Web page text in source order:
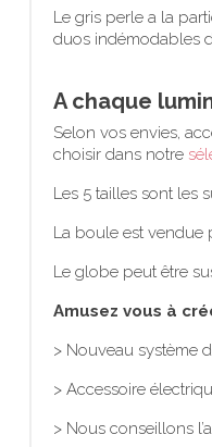
Le gris perle a la
duos indémodables
A chaque
Selon vos envies,
choisir dans notre
Les 5 tailles sont les
La boule est vendue
Le globe peut être
Amusez vous à
> Nouveau système
> Accessoire
> Nous conseillons